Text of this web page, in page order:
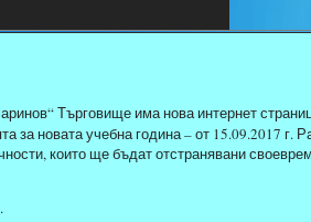
Търговище има нова интернет
за новата учебна година – от 15.09.2017
които ще бъдат отстранявани